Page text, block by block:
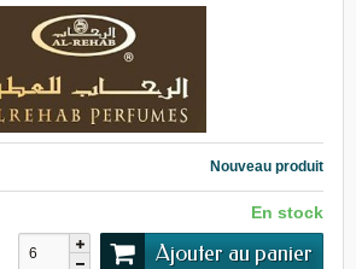
Nouveau produit
En stock
Ajouter au panier